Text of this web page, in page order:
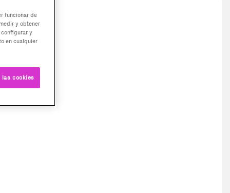
funcionar de
y obtener
y
en cualquier
cookies